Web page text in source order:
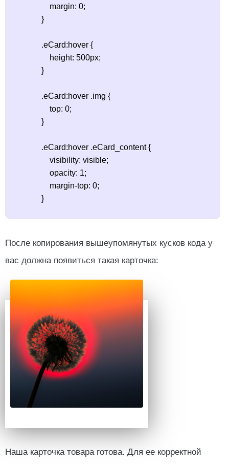
После копирования вышеупомянутых кусков кода у
вас должна появиться такая карточка:
Наша карточка товара готова. Для ее корректной